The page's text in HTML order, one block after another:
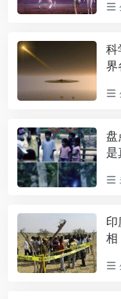
科
界
盘
是
相